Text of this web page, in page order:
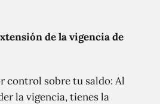
de la vigencia de
control sobre tu saldo: Al
la vigencia, tienes la